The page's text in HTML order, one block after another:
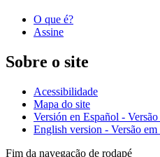
O que é?
Assine
Sobre o site
Acessibilidade
Mapa do site
Versión en Español -
English version - Versão em
Fim da navegação de rodapé